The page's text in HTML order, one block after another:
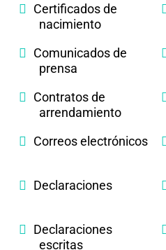
Certificados de
nacimiento
Comunicados de
prensa
Contratos de
arrendamiento
Correos electrónicos
Declaraciones
Declaraciones
escritas